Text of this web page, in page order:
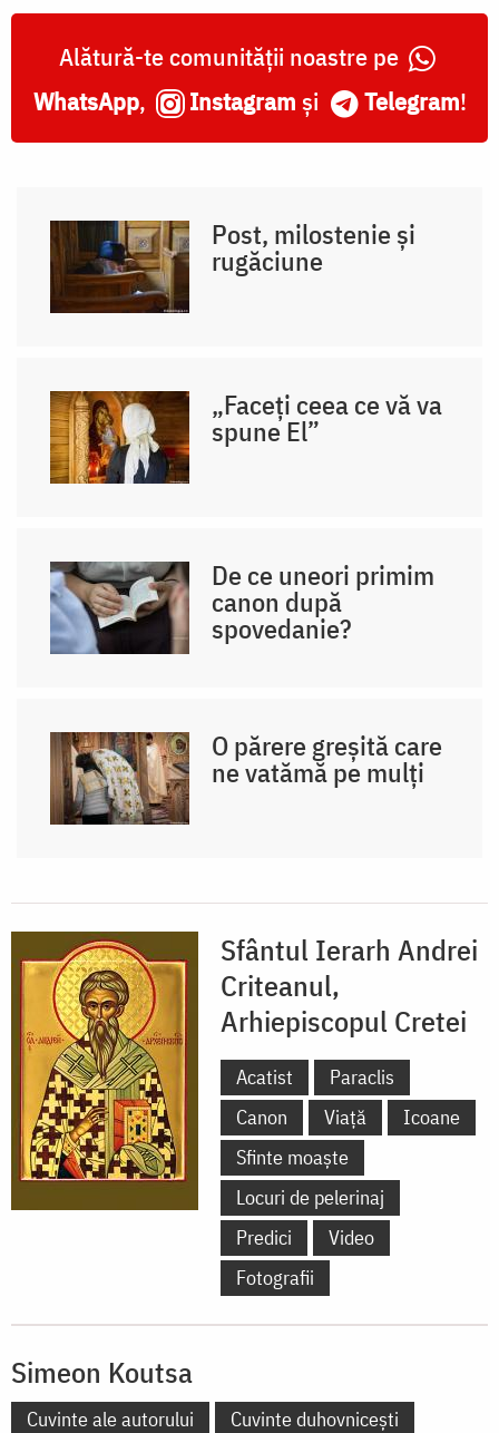
Alătură-te comunității noastre pe
WhatsApp, Instagram și Telegram!
Post, milostenie și
rugăciune
„Faceți ceea ce vă va
spune El”
De ce uneori primim
canon după
spovedanie?
O părere greșită care
ne vatămă pe mulți
Sfântul Ierarh Andrei
Criteanul,
Arhiepiscopul Cretei
Acatist
Paraclis
Canon
Viață
Icoane
Sfinte moaște
Locuri de pelerinaj
Predici
Video
Fotografii
Simeon Koutsa
Cuvinte ale autorului Cuvinte duhovnicești